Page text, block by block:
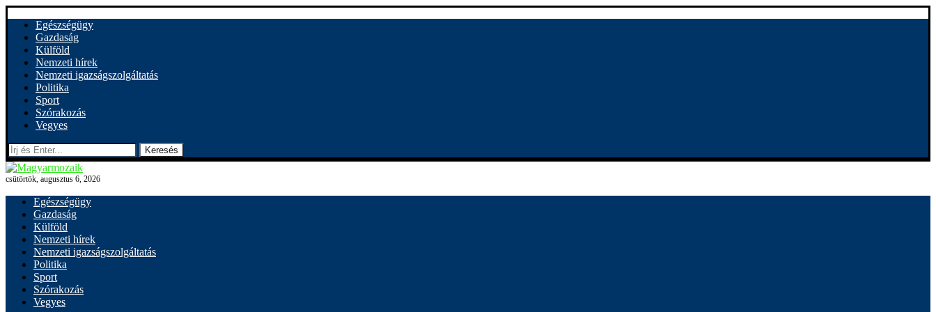
Egészségügy
Gazdaság
Külföld
Nemzeti hírek
Nemzeti igazságszolgáltatás
Politika
Sport
Szórakozás
Vegyes
Keresés
csütörtök, augusztus 6, 2026
Egészségügy
Gazdaság
Külföld
Nemzeti hírek
Nemzeti igazságszolgáltatás
Politika
Sport
Szórakozás
Vegyes